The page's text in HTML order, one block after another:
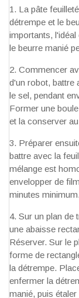
La pâte
détrempe et le
importants,
le beurre manié
Commencer
d'un robot, battre
le sel, pendant
Former une
et la conserver
Préparer
battre avec la
mélange est
envelopper de
minutes minimum.
Sur un plan de
une abaisse
Réserver. Sur le
forme de
la détrempe.
enfermer la
manié, puis